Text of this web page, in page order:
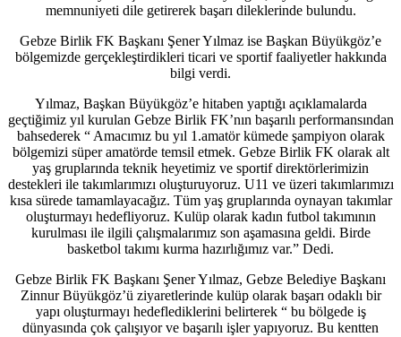
memnuniyeti dile getirerek başarı dileklerinde bulundu.
Gebze Birlik FK Başkanı Şener Yılmaz ise Başkan Büyükgöz’e
bölgemizde gerçekleştirdikleri ticari ve sportif faaliyetler hakkında
bilgi verdi.
Yılmaz, Başkan Büyükgöz’e hitaben yaptığı açıklamalarda
geçtiğimiz yıl kurulan Gebze Birlik FK’nın başarılı performansından
bahsederek “ Amacımız bu yıl 1.amatör kümede şampiyon olarak
bölgemizi süper amatörde temsil etmek. Gebze Birlik FK olarak alt
yaş gruplarında teknik heyetimiz ve sportif direktörlerimizin
destekleri ile takımlarımızı oluşturuyoruz. U11 ve üzeri takımlarımızı
kısa sürede tamamlayacağız. Tüm yaş gruplarında oynayan takımlar
oluşturmayı hedefliyoruz. Kulüp olarak kadın futbol takımının
kurulması ile ilgili çalışmalarımız son aşamasına geldi. Birde
basketbol takımı kurma hazırlığımız var.” Dedi.
Gebze Birlik FK Başkanı Şener Yılmaz, Gebze Belediye Başkanı
Zinnur Büyükgöz’ü ziyaretlerinde kulüp olarak başarı odaklı bir
yapı oluşturmayı hedeflediklerini belirterek “ bu bölgede iş
dünyasında çok çalışıyor ve başarılı işler yapıyoruz. Bu kentten